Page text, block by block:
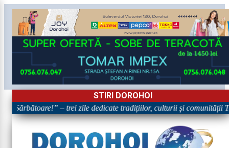
STIRI DOROHOI
Sărbătoare!” – trei zile dedicate tradițiilor, culturii și comunității